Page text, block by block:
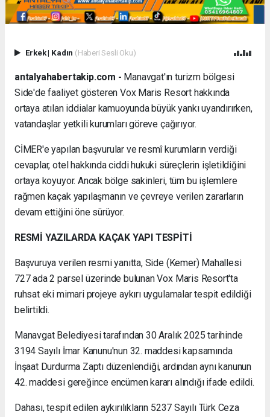
Erkek| Kadın (Haberi Sesli Oku)
antalyahabertakip.com - Manavgat'ın turizm bölgesi
Side'de faaliyet gösteren Vox Maris Resort hakkında
ortaya atılan iddialar kamuoyunda büyük yankı uyandırırken,
vatandaşlar yetkili kurumları göreve çağırıyor.
CİMER'e yapılan başvurular ve resmî kurumların verdiği
cevaplar, otel hakkında ciddi hukuki süreçlerin işletildiğini
ortaya koyuyor. Ancak bölge sakinleri, tüm bu işlemlere
rağmen kaçak yapılaşmanın ve çevreye verilen zararların
devam ettiğini öne sürüyor.
RESMİ YAZILARDA KAÇAK YAPI TESPİTİ
Başvuruya verilen resmi yanıtta, Side (Kemer) Mahallesi
727 ada 2 parsel üzerinde bulunan Vox Maris Resort'ta
ruhsat eki mimari projeye aykırı uygulamalar tespit edildiği
belirtildi.
Manavgat Belediyesi tarafından 30 Aralık 2025 tarihinde
3194 Sayılı İmar Kanunu'nun 32. maddesi kapsamında
İnşaat Durdurma Zaptı düzenlendiği, ardından aynı kanunun
42. maddesi gereğince encümen kararı alındığı ifade edildi.
Dahası, tespit edilen aykırılıkların 5237 Sayılı Türk Ceza